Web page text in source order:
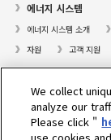
에너지 시스템
에너지 시스템 소개
자원
고객 지원
대리점검색
고객센터
We collect
analyze our
Please click "